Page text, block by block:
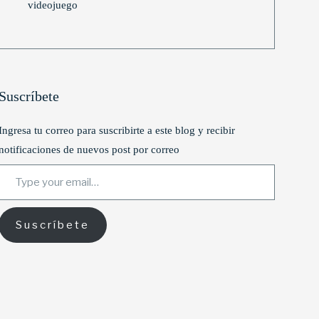
videojuego
tu correo para suscribirte a este blog y recibir
de nuevos post por correo
your email…
Suscríbete